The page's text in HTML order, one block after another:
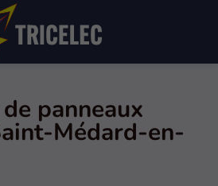
panneaux
Médard-en-